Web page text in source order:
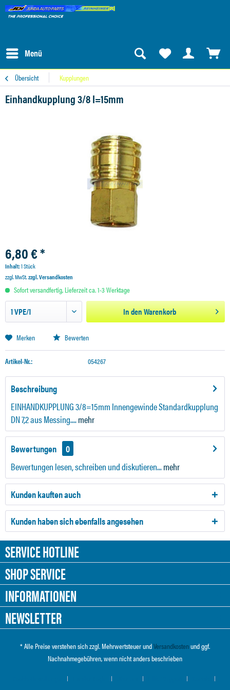
Menü
Übersicht Kupplungen
Einhandkupplung 3/8 I=15mm
6,80 € *
Inhalt:1 Stück
zzgl. MwSt.zzgl. Versandkosten
Sofort versandfertig, Lieferzeit ca. 1-3 Werktage
In denWarenkorb
Merken Bewerten
Artikel-Nr.: 054267
Beschreibung
EINHANDKUPPLUNG 3/8=15mm Innengewinde Standardkupplung
DN 7,2 aus Messing....mehr
Bewertungen
0
Bewertungen lesen, schreiben und diskutieren...mehr
Kunden kauften auch
Kunden haben sich ebenfalls angesehen
SERVICE HOTLINE
SHOP SERVICE
INFORMATIONEN
NEWSLETTER
* Alle Preise verstehen sich zzgl. Mehrwertsteuer undVersandkostenund ggf.
Nachnahmegebühren, wenn nicht anders beschrieben